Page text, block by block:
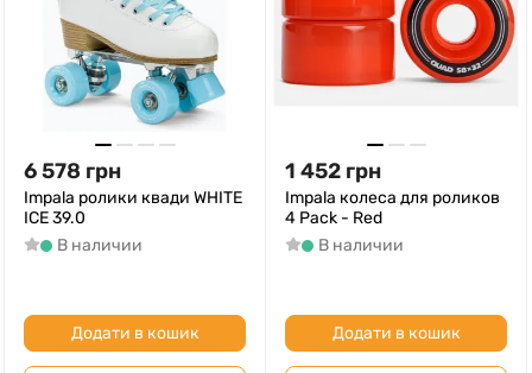
6 578 грн
Impala ролики квади WHITE
ICE 39.0
В наличии
Додати в кошик
1 452 грн
Impala колеса для роликов
4 Pack - Red
В наличии
Додати в кошик